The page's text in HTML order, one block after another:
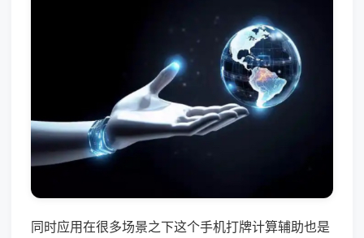
同时应用在很多场景之下这个手机打牌计算辅助也是